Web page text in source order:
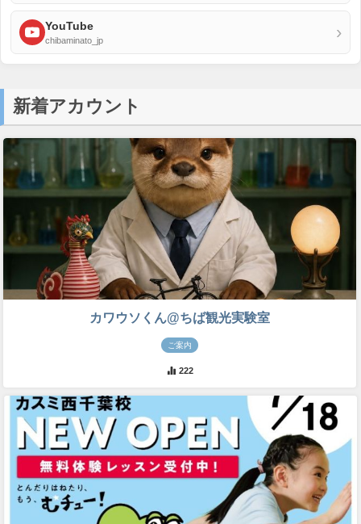
YouTube
chibaminato_jp ›
新着アカウント
カワウソくん@ちば観光実験室
ご案内
222